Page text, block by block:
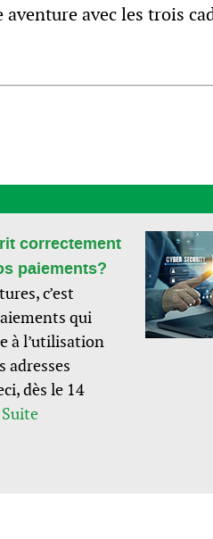
avec les trois
correctement
paiements?
c’est
qui
à l’utilisation
adresses
dès le 14
Suite